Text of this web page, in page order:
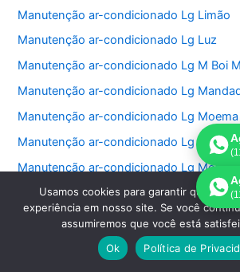
Manutenção ar-condicionado Lg Limão
Manutenção ar-condicionado Lg Luz
Manutenção ar-condicionado Lg M Boi
Manutenção ar-condicionado Lg
Manutenção ar-condicionado Lg Moema
Manutenção ar-condicionado Lg Mooca
Manutenção ar-condicionado Lg Morumbi
Manutenção ar-condicionado Lg
Manutenção ar-condicionado Lg
Manutenção ar-condicionado Lg Vila
Usamos cookies para garantir que
experiência em nosso site. Se você
assumiremos que você está
Ok
Política de